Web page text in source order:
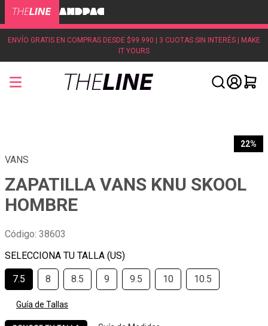
ENVÍO GRATIS EN COMPRAS DESDE $99.990 | 3 CUOTAS SIN INTERÉS | MAKE
IT YOURS
22%
VANS
ZAPATILLA VANS KNU SKOOL
HOMBRE
Código: 38603
7.5 8 8.5 9 9.5 10 10.5
Guía de Tallas